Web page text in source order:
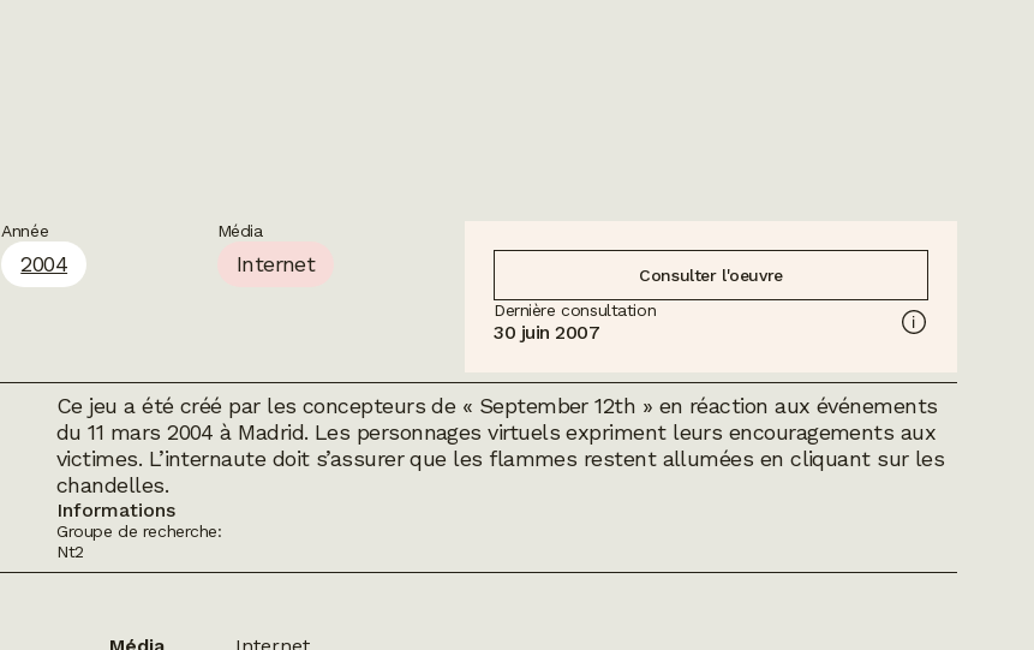
Année
2004
Média
Internet
Consulter l'oeuvre
Dernière consultation
30 juin 2007
Ce jeu a été créé par les concepteurs de « September 12th » en réaction aux événements
du 11 mars 2004 à Madrid. Les personnages virtuels expriment leurs encouragements aux
victimes. L’internaute doit s’assurer que les flammes restent allumées en cliquant sur les
chandelles.
Informations
Groupe de recherche:
Nt2